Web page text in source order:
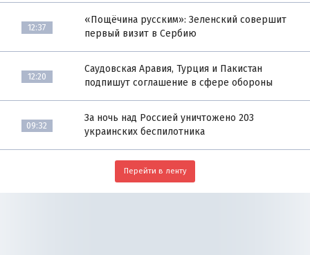
12:37
«Пощёчина русским»: Зеленский совершит
первый визит в Сербию
12:20
Саудовская Аравия, Турция и Пакистан
подпишут соглашение в сфере обороны
09:32
За ночь над Россией уничтожено 203
украинских беспилотника
Перейти в ленту